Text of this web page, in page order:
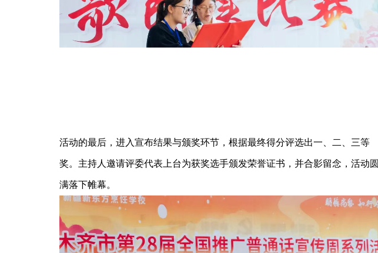
活动的最后，进入宣布结果与颁奖环节，根据最终得分评选出一、二、三等
奖。主持人邀请评委代表上台为获奖选手颁发荣誉证书，并合影留念， 活动圆
满落下帷幕。